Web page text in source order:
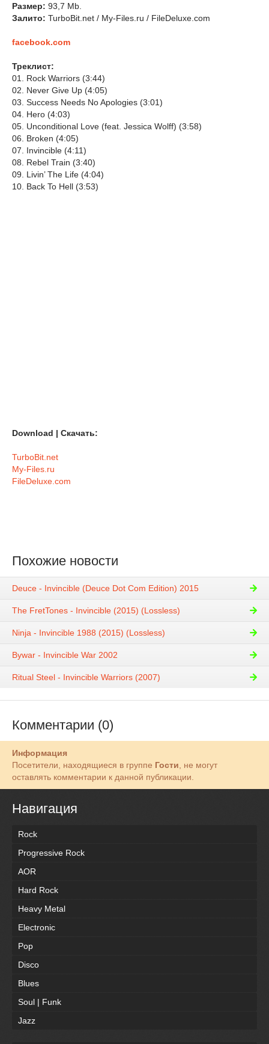
Размер: 93,7 Mb.
Залито: TurboBit.net / My-Files.ru / FileDeluxe.com
facebook.com
Треклист:
01. Rock Warriors (3:44)
02. Never Give Up (4:05)
03. Success Needs No Apologies (3:01)
04. Hero (4:03)
05. Unconditional Love (feat. Jessica Wolff) (3:58)
06. Broken (4:05)
07. Invincible (4:11)
08. Rebel Train (3:40)
09. Livin’ The Life (4:04)
10. Back To Hell (3:53)
Download | Скачать:
TurboBit.net
My-Files.ru
FileDeluxe.com
Похожие новости
Deuce - Invincible (Deuce Dot Com Edition) 2015
The FretTones - Invincible (2015) (Lossless)
Ninja - Invincible 1988 (2015) (Lossless)
Bywar - Invincible War 2002
Ritual Steel - Invincible Warriors (2007)
Комментарии (0)
Информация
Посетители, находящиеся в группе Гости, не могут
оставлять комментарии к данной публикации.
Навигация
Rock
Progressive Rock
AOR
Hard Rock
Heavy Metal
Electronic
Pop
Disco
Blues
Soul | Funk
Jazz